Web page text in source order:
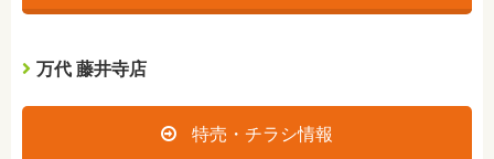
万代 藤井寺店
特売・チラシ情報